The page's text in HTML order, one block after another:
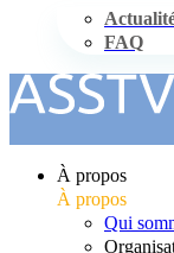
FAQ
À propos
À propos
Qui